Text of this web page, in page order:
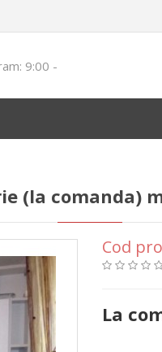
9:00 -
(la comanda)
Cod
La